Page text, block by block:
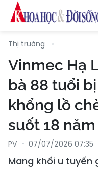
Thị trường
Vinmec Hạ
bà 88 tuổi
khổng lồ
suốt 18 năm
PV 07/07/2026 07:35
Mang khối u tuyến